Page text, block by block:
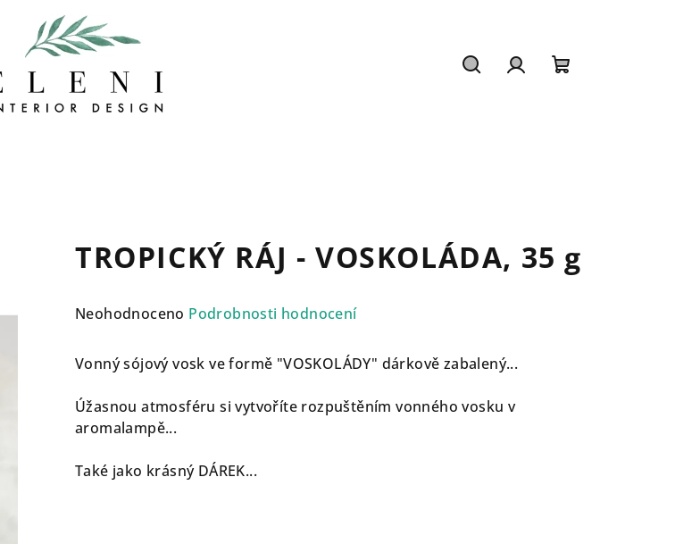
TROPICKÝ RÁJ - VOSKOLÁDA, 35 g
Průměrné
produktu
0,0
hvězdiček.
Neohodnoceno Podrobnosti hodnocení
Vonný sójový vosk ve formě "VOSKOLÁDY" dárkově zabalený...
Úžasnou atmosféru si vytvoříte rozpuštěním vonného vosku v
aromalampě...
Také jako krásný DÁREK...